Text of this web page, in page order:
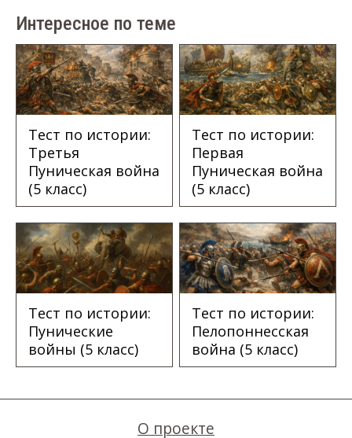
Интересное по теме
Тест по истории:
Третья
Пуническая война
(5 класс)
Тест по истории:
Первая
Пуническая война
(5 класс)
Тест по истории:
Пунические
войны (5 класс)
Тест по истории:
Пелопоннесская
война (5 класс)
О проекте